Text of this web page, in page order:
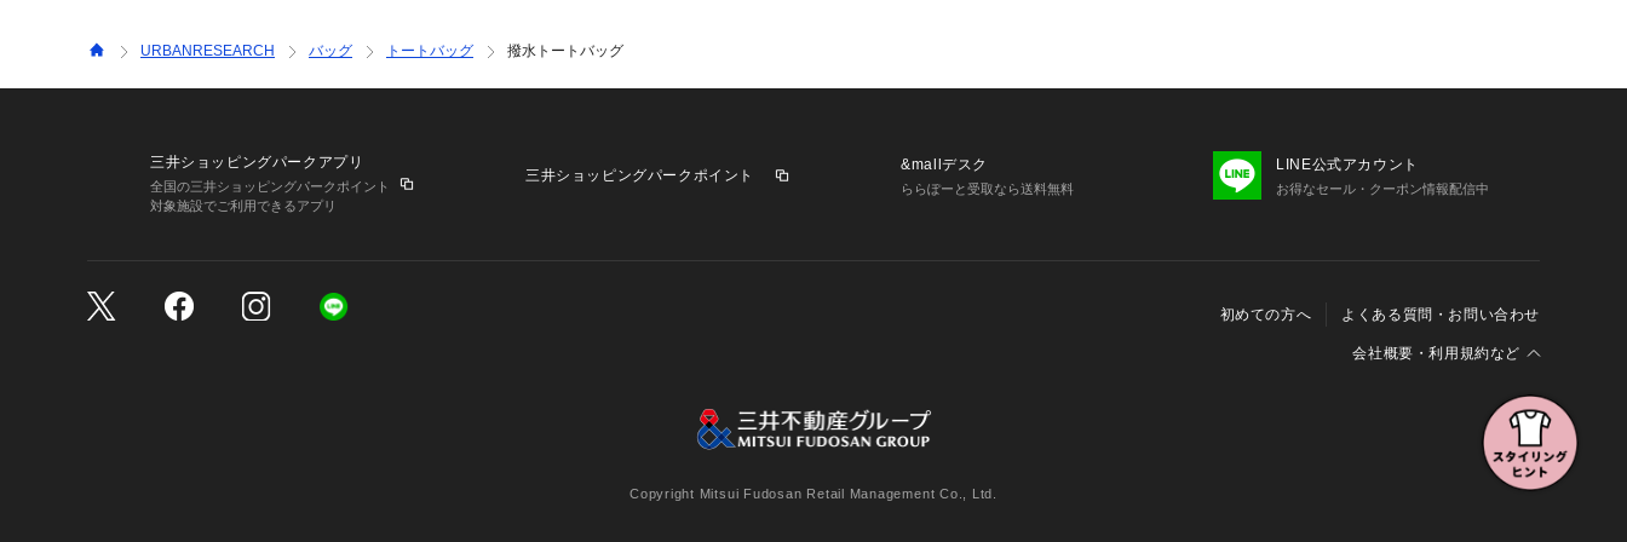
URBANRESEARCH バッグ トートバッグ 撥水トートバッグ
三井ショッピングパークアプリ
全国の三井ショッピングパークポイント
対象施設でご利用できるアプリ
三井ショッピングパークポイント
&mallデスク
ららぽーと受取なら送料無料
LINE公式アカウント
お得なセール・クーポン情報配信中
初めての方へ よくある質問・お問い合わせ
会社概要・利用規約など
特定商取引に関する法律に基づく表示
個人情報保護方針 個人情報の取り扱いについて
Cookieおよびアクセスログについて
三井不動産グループ ソーシャルメディアガイドライン
Copyright Mitsui Fudosan Retail Management Co., Ltd.